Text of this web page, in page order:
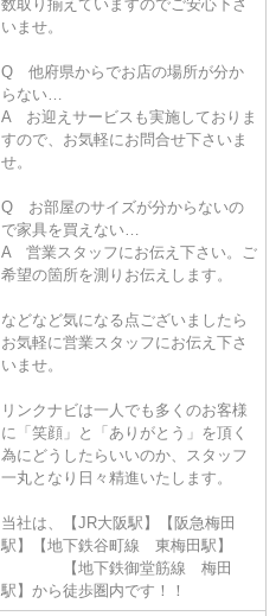
数取り揃えていますのでご安心下さ
いませ。
Q 他府県からでお店の場所が分か
らない…
A お迎えサービスも実施しておりま
すので、お気軽にお問合せ下さいま
せ。
Q お部屋のサイズが分からないの
で家具を買えない…
A 営業スタッフにお伝え下さい。ご
希望の箇所を測りお伝えします。
などなど気になる点ございましたら
お気軽に営業スタッフにお伝え下さ
いませ。
リンクナビは一人でも多くのお客様
に「笑顔」と「ありがとう」を頂く
為にどうしたらいいのか、スタッフ
一丸となり日々精進いたします。
当社は、【JR大阪駅】【阪急梅田
駅】【地下鉄谷町線 東梅田駅】
【地下鉄御堂筋線 梅田
駅】から徒歩圏内です！！